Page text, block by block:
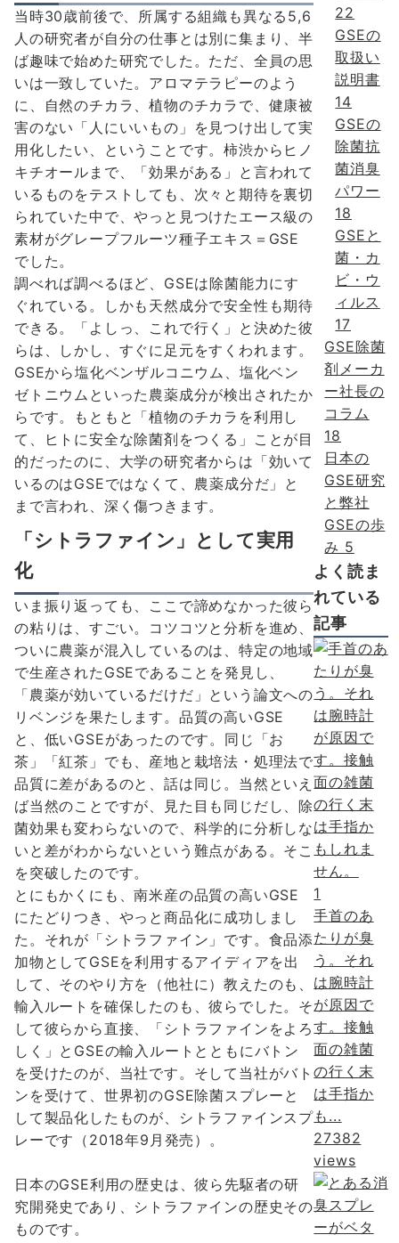
当時30歳前後で、所属する組織も異なる5,6
人の研究者が自分の仕事とは別に集まり、半
ば趣味で始めた研究でした。ただ、全員の思
いは一致していた。アロマテラピーのよう
に、自然のチカラ、植物のチカラで、健康被
害のない「人にいいもの」を見つけ出して実
用化したい、ということです。柿渋からヒノ
キチオールまで、「効果がある」と言われて
いるものをテストしても、次々と期待を裏切
られていた中で、やっと見つけたエース級の
素材がグレープフルーツ種子エキス＝GSE
でした。
調べれば調べるほど、GSEは除菌能力にす
ぐれている。しかも天然成分で安全性も期待
できる。「よしっ、これで行く」と決めた彼
らは、しかし、すぐに足元をすくわれます。
GSEから塩化ベンザルコニウム、塩化ベン
ゼトニウムといった農薬成分が検出されたか
らです。もともと「植物のチカラを利用し
て、ヒトに安全な除菌剤をつくる」ことが目
的だったのに、大学の研究者からは「効いて
いるのはGSEではなくて、農薬成分だ」と
まで言われ、深く傷つきます。
「シトラファイン」として実用
化
いま振り返っても、ここで諦めなかった彼ら
の粘りは、すごい。コツコツと分析を進め、
ついに農薬が混入しているのは、特定の地域
で生産されたGSEであることを発見し、
「農薬が効いているだけだ」という論文への
リベンジを果たします。品質の高いGSE
と、低いGSEがあったのです。同じ「お
茶」「紅茶」でも、産地と栽培法・処理法で
品質に差があるのと、話は同じ。当然といえ
ば当然のことですが、見た目も同じだし、除
菌効果も変わらないので、科学的に分析しな
いと差がわからないという難点がある。そこ
を突破したのです。
とにもかくにも、南米産の品質の高いGSE
にたどりつき、やっと商品化に成功しまし
た。それが「シトラファイン」です。食品添
加物としてGSEを利用するアイディアを出
して、そのやり方を（他社に）教えたのも、
輸入ルートを確保したのも、彼らでした。そ
して彼らから直接、「シトラファインをよろ
しく」とGSEの輸入ルートとともにバトン
を受けたのが、当社です。そして当社がバト
ンを受けて、世界初のGSE除菌スプレーと
して製品化したものが、シトラファインスプ
レーです（2018年9月発売）。
日本のGSE利用の歴史は、彼ら先駆者の研
究開発史であり、シトラファインの歴史その
ものです。
22
GSEの
取扱い
説明書
14
GSEの
除菌抗
菌消臭
パワー
18
GSEと
菌・カ
ビ・ウ
ィルス
17
GSE除菌
剤メーカ
ー社長の
コラム
18
日本の
GSE研究
と弊社
GSEの歩
み 5
よく読ま
れている
記事
1
手首のあ
たりが臭
う。それ
は腕時計
が原因で
す。接触
面の雑菌
の行く末
は手指か
も...
27382
views